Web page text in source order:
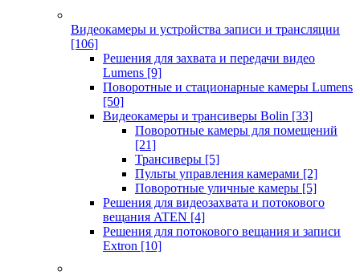
Видеокамеры и устройства записи и трансляции
[106]
Решения для захвата и передачи видео
Lumens [9]
Поворотные и стационарные камеры Lumens
[50]
Видеокамеры и трансиверы Bolin [33]
Поворотные камеры для помещений
[21]
Трансиверы [5]
Пульты управления камерами [2]
Поворотные уличные камеры [5]
Решения для видеозахвата и потокового
вещания ATEN [4]
Решения для потокового вещания и записи
Extron [10]